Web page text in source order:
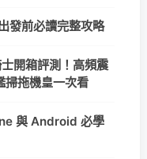
發前必讀完整攻略
開箱評測！高頻震
拖機皇一次看
與 Android 必學